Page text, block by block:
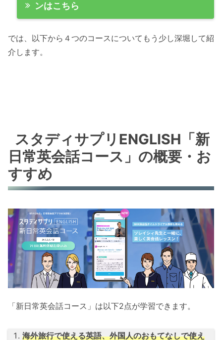
ンはこちら
では、以下から４つのコースについてもう少し深堀して紹
介します。
スタディサプリENGLISH「新
日常英会話コース」の概要・お
すすめ
「新日常英会話コース」は以下2点が学習できます。
海外旅行で使える英語、外国人のおもてなしで使え